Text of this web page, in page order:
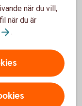
du först
när du vill,
när du är
.